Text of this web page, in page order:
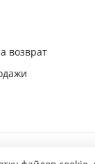
возврат
следи за